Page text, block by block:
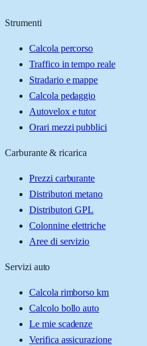
Strumenti
Calcola percorso
Traffico in tempo reale
Stradario e mappe
Calcola pedaggio
Autovelox e tutor
Orari mezzi pubblici
Carburante & ricarica
Prezzi carburante
Distributori metano
Distributori GPL
Colonnine elettriche
Aree di servizio
Servizi auto
Calcola rimborso km
Calcolo bollo auto
Le mie scadenze
Verifica assicurazione